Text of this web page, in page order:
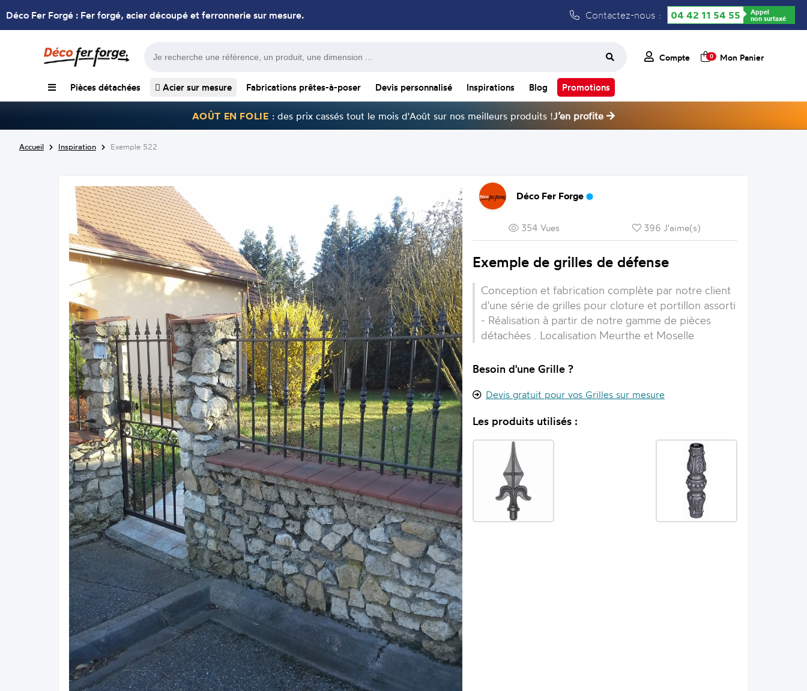
Déco Fer Forgé : Fer forgé, acier découpé et ferronnerie sur mesure. Contactez-nous : 04 42 11 54 55 Appel
non surtaxé
Compte 0 Mon Panier
Pièces détachées Acier sur mesure Fabrications prêtes-à-poser Devis personnalisé Inspirations Blog Promotions
AOÛT EN FOLIE : des prix cassés tout le mois d'Août sur nos meilleurs produits !J’en profite
Accueil Inspiration Exemple 522
Déco Fer Forge
354 Vues 396 J'aime(s)
Exemple de grilles de défense
Conception et fabrication complète par notre client
d'une série de grilles pour cloture et portillon assorti
- Réalisation à partir de notre gamme de pièces
détachées . Localisation Meurthe et Moselle
Besoin d'une Grille ?
Devis gratuit pour vos Grilles sur mesure
Les produits utilisés :